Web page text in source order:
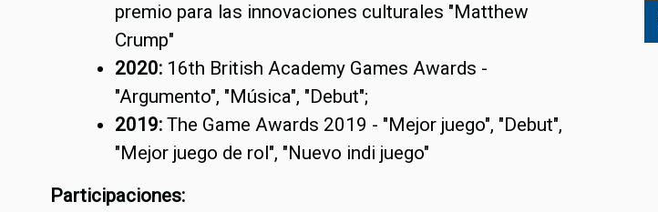
premio para las innovaciones culturales "Matthew
Crump"
2020: 16th British Academy Games Awards -
"Argumento", "Música", "Debut";
2019:The Game Awards 2019 - "Mejor juego", "Debut",
"Mejor juego de rol", "Nuevo indi juego"
Participaciones: